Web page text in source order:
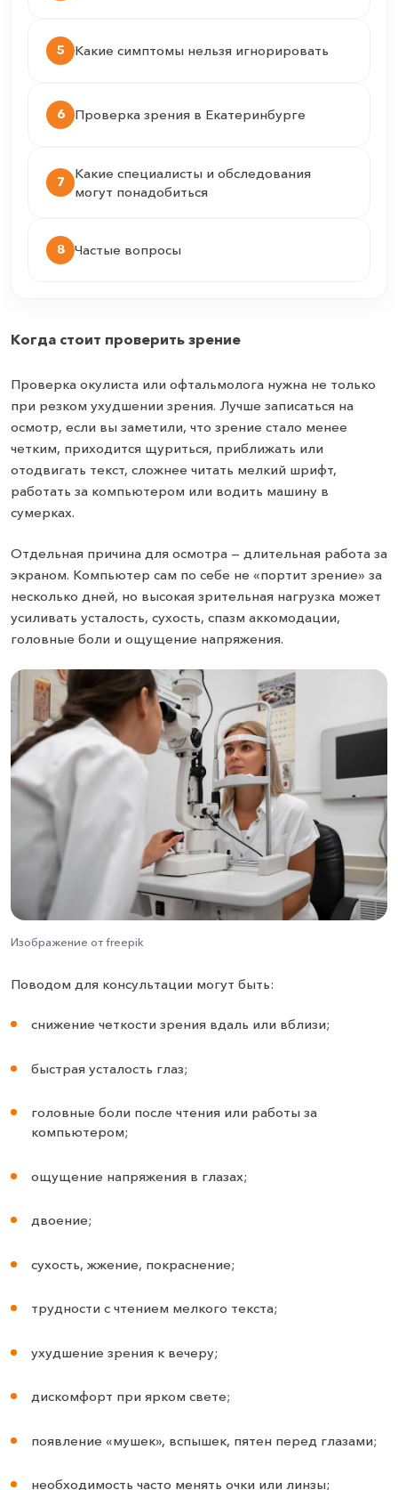
5 Какие симптомы нельзя игнорировать
6 Проверка зрения в Екатеринбурге
7
Какие специалисты и обследования
могут понадобиться
8 Частые вопросы
Когда стоит проверить зрение
Проверка окулиста или офтальмолога нужна не только
при резком ухудшении зрения. Лучше записаться на
осмотр, если вы заметили, что зрение стало менее
четким, приходится щуриться, приближать или
отодвигать текст, сложнее читать мелкий шрифт,
работать за компьютером или водить машину в
сумерках.
Отдельная причина для осмотра — длительная работа за
экраном. Компьютер сам по себе не «портит зрение» за
несколько дней, но высокая зрительная нагрузка может
усиливать усталость, сухость, спазм аккомодации,
головные боли и ощущение напряжения.
Изображение от freepik
Поводом для консультации могут быть:
снижение четкости зрения вдаль или вблизи;
быстрая усталость глаз;
головные боли после чтения или работы за
компьютером;
ощущение напряжения в глазах;
двоение;
сухость, жжение, покраснение;
трудности с чтением мелкого текста;
ухудшение зрения к вечеру;
дискомфорт при ярком свете;
появление «мушек», вспышек, пятен перед глазами;
необходимость часто менять очки или линзы;